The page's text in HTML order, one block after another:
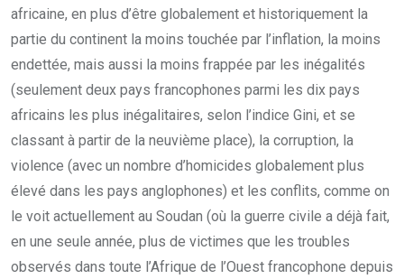
africaine, en plus d’être globalement et historiquement la
partie du continent la moins touchée par l’inflation, la moins
endettée, mais aussi la moins frappée par les inégalités
(seulement deux pays francophones parmi les dix pays
africains les plus inégalitaires, selon l’indice Gini, et se
classant à partir de la neuvième place), la corruption, la
violence (avec un nombre d’homicides globalement plus
élevé dans les pays anglophones) et les conflits, comme on
le voit actuellement au Soudan (où la guerre civile a déjà fait,
en une seule année, plus de victimes que les troubles
observés dans toute l’Afrique de l’Ouest francophone depuis